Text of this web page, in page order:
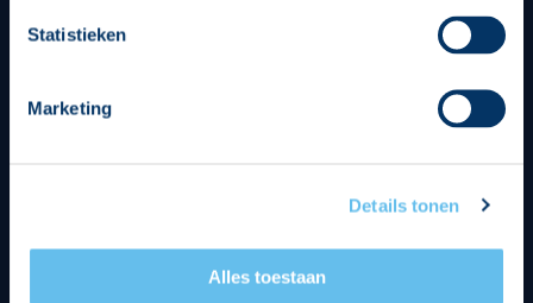
Statistieken
Marketing
Details tonen
Alles toestaan